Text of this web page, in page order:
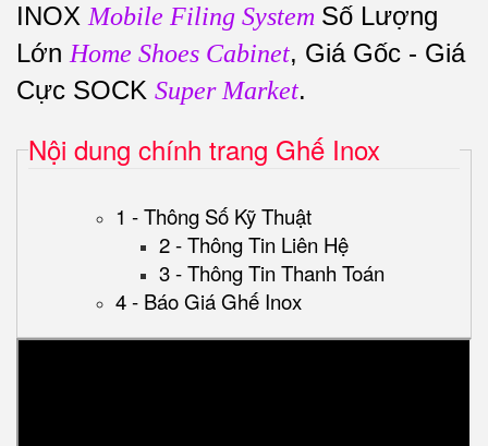
INOX Mobile Filing System Số Lượng
Lớn Home Shoes Cabinet, Giá Gốc - Giá
Cực SOCK Super Market.
Nội dung chính trang Ghế Inox
1 - Thông Số Kỹ Thuật
2 - Thông Tin Liên Hệ
3 - Thông Tin Thanh Toán
4 - Báo Giá Ghế Inox